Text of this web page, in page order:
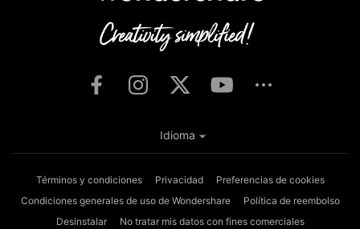
Términos y condiciones Privacidad
Preferencias de cookies
Condiciones generales de uso de Wondershare
Política de reembolso
Desinstalar
No tratar mis datos con fines comerciales
Idioma